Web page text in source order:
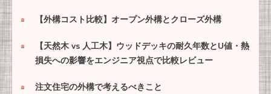
【外構コスト比較】オープン外構とクローズ外構
【天然木 vs 人工木】ウッドデッキの耐久年数とU値・熱
損失への影響をエンジニア視点で比較レビュー
注文住宅の外構で考えるべきこと